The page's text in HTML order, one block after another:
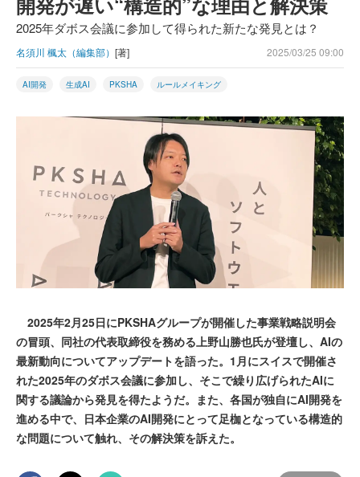
2025年ダボス会議に参加して得られた新たな発見とは？
名須川 楓太（編集部） [著] 2025/03/25 09:00
AI開発 生成AI PKSHA ルールメイキング
2025年2月25日にPKSHAグループが開催した事業戦略説明会
の冒頭、同社の代表取締役を務める上野山勝也氏が登壇し、AIの
最新動向についてアップデートを語った。1月にスイスで開催さ
れた2025年のダボス会議に参加し、そこで繰り広げられたAIに
関する議論から発見を得たようだ。また、各国が独自にAI開発を
進める中で、日本企業のAI開発にとって足枷となっている構造的
な問題について触れ、その解決策を訴えた。